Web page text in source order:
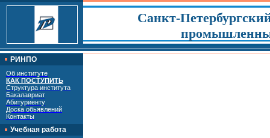
Санкт-
РИНПО
Об институте
КАК ПОСТУПИТЬ
Структура института
Бакалавриат
Абитуриенту
Доска обьявлений
Контакты
Учебная работа